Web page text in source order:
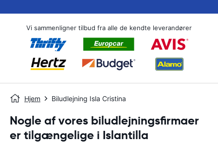
Vi sammenligner tilbud fra alle de kendte leverandører
Hjem Biludlejning Isla Cristina
Nogle af vores biludlejningsfirmaer
er tilgængelige i Islantilla